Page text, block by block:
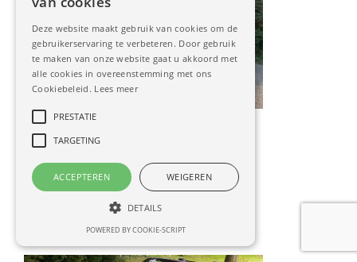
Registernummer: 2016.091
Naam: Robert Kleine
Merk: Renault
Type: Mégane CC
Deze website maakt gebruik van cookies om de
gebruikerservaring te verbeteren. Door gebruik
te maken van onze website gaat u akkoord met
alle cookies in overeenstemming met ons
Cookiebeleid. Lees meer
PRESTATIE
TARGETING
ACCEPTEREN WEIGEREN
DETAILS
POWERED BY COOKIE-SCRIPT